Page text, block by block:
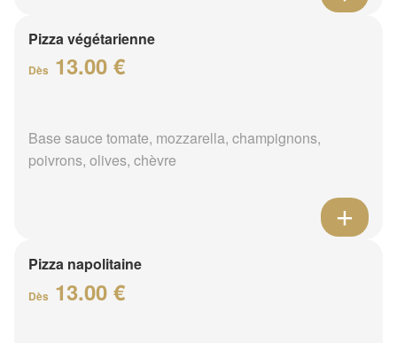
Pizza végétarienne
Dès 13.00 €
Base sauce tomate, mozzarella, champignons,
poivrons, olives, chèvre
Pizza napolitaine
Dès 13.00 €